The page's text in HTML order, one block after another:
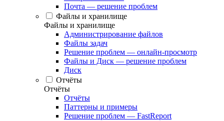
Почта — решение проблем
Файлы и хранилище
Файлы и хранилище
Администрирование файлов
Файлы задач
Решение проблем — онлайн-просмотр
Файлы и Диск — решение проблем
Диск
Отчёты
Отчёты
Отчёты
Паттерны и примеры
Решение проблем — FastReport